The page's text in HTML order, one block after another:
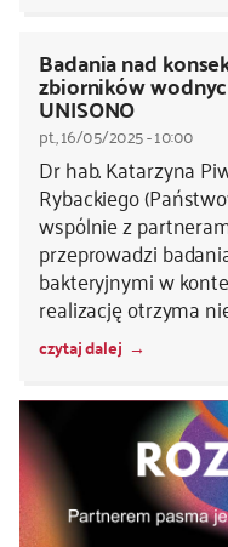
Badania nad
zbiorników
UNISONO
pt., 16/05/2025 - 10:00
Dr hab. Katarzyna
Rybackiego
wspólnie z
przeprowadzi
bakteryjnymi w
realizację otrzyma
czytaj dalej